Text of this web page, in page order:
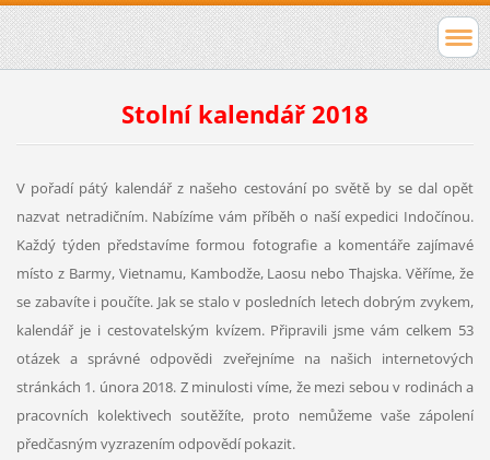
Stolní kalendář 2018
V pořadí pátý kalendář z našeho cestování po světě by se dal opět
nazvat netradičním. Nabízíme vám příběh o naší expedici Indočínou.
Každý týden představíme formou fotografie a komentáře zajímavé
místo z Barmy, Vietnamu, Kambodže, Laosu nebo Thajska. Věříme, že
se zabavíte i poučíte. Jak se stalo v posledních letech dobrým zvykem,
kalendář je i cestovatelským kvízem. Připravili jsme vám celkem 53
otázek a správné odpovědi zveřejníme na našich internetových
stránkách 1. února 2018. Z minulosti víme, že mezi sebou v rodinách a
pracovních kolektivech soutěžíte, proto nemůžeme vaše zápolení
předčasným vyzrazením odpovědí pokazit.